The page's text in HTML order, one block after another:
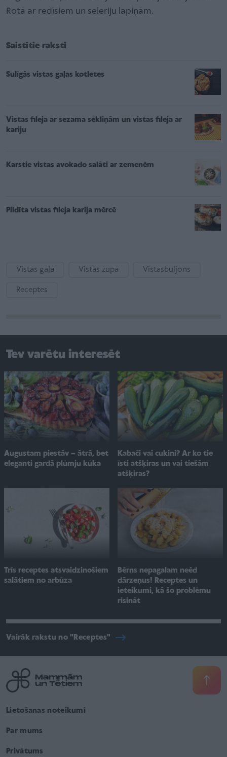
Rotā ar redīsiem un seleriju lapiņām.
Saistītie raksti
Sulīgās vistas gaļas kotletes
Vistas fileja ar sezama sēkliņām un vistas fileja ar
kariju
Karstie vistas avokado salāti ar zemenēm
Pildīta vistas fileja karija mērcē
Vistas gaļa Vistas zupa Vistasbuljons
Receptes
Tev varētu interesēt
Augustam piestāv – ātrā, bet
eleganti gardā plūmju kūka
Kabači vai cukini? Ar ko tie
īsti atšķiras un vai tiešām
atšķiras?
Trīs receptes atsvaidzinošiem
salātiem no arbūza
Bērns nepagalam neēd
dārzeņus! Receptes un
ieteikumi, kā šo problēmu
risināt
Vairāk rakstu no "Receptes"
Lietošanas noteikumi
Par mums
Privātums